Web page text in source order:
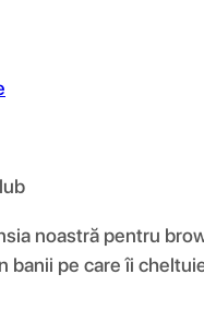
noastră pentru
banii pe care îi